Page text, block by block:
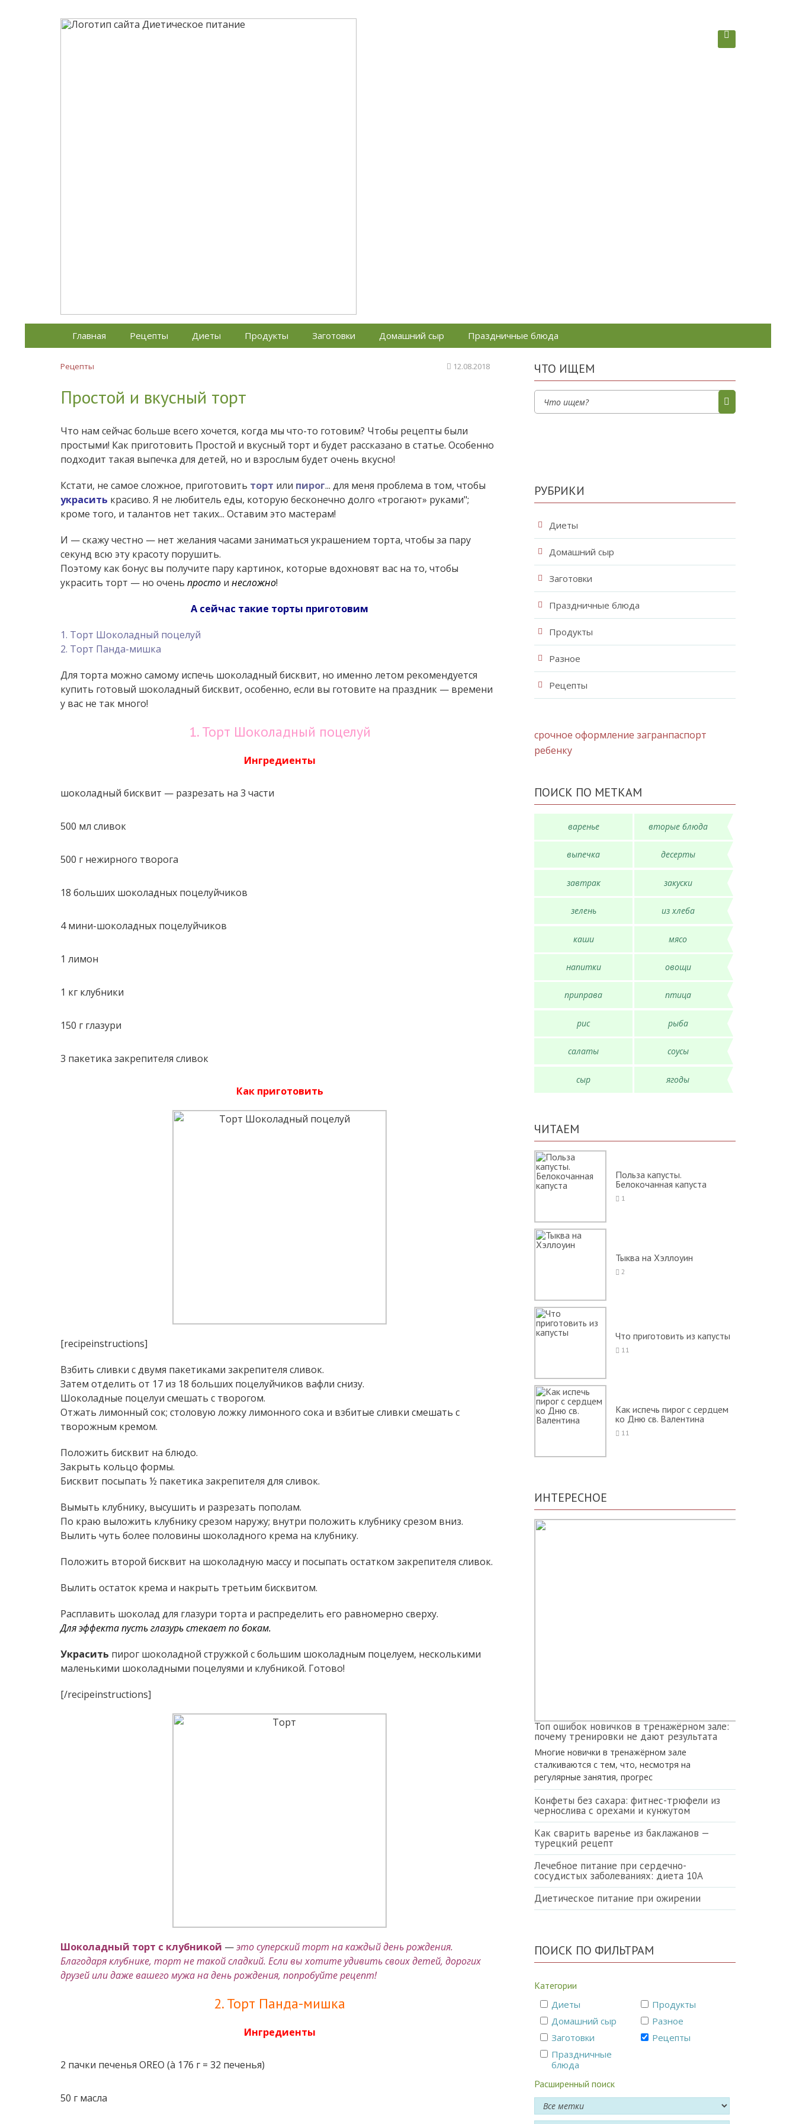
Диетическое питание
Диетическое питание — рецепты на каждый день
Главная Рецепты Диеты Продукты Заготовки Домашний сыр Праздничные блюда
Рецепты 12.08.2018
Простой и вкусный торт
Что нам сейчас больше всего хочется, когда мы что-то готовим? Чтобы рецепты были
простыми! Как приготовить Простой и вкусный торт и будет рассказано в статье. Особенно
подходит такая выпечка для детей, но и взрослым будет очень вкусно!
Кстати, не самое сложное, приготовить торт или пирог... для меня проблема в том, чтобы
украсить красиво. Я не любитель еды, которую бесконечно долго «трогают» руками";
кроме того, и талантов нет таких... Оставим это мастерам!
И — скажу честно — нет желания часами заниматься украшением торта, чтобы за пару
секунд всю эту красоту порушить.
Поэтому как бонус вы получите пару картинок, которые вдохновят вас на то, чтобы
украсить торт — но очень просто и несложно!
А сейчас такие торты приготовим
1. Торт Шоколадный поцелуй
2. Торт Панда-мишка
Для торта можно самому испечь шоколадный бисквит, но именно летом рекомендуется
купить готовый шоколадный бисквит, особенно, если вы готовите на праздник — времени
у вас не так много!
1. Торт Шоколадный поцелуй
Ингредиенты
шоколадный бисквит — разрезать на 3 части
500 мл сливок
500 г нежирного творога
18 больших шоколадных поцелуйчиков
4 мини-шоколадных поцелуйчиков
1 лимон
1 кг клубники
150 г глазури
3 пакетика закрепителя сливок
Как приготовить
[recipeinstructions]
Взбить сливки с двумя пакетиками закрепителя сливок.
Затем отделить от 17 из 18 больших поцелуйчиков вафли снизу.
Шоколадные поцелуи смешать с творогом.
Отжать лимонный сок; столовую ложку лимонного сока и взбитые сливки смешать с
творожным кремом.
Положить бисквит на блюдо.
Закрыть кольцо формы.
Бисквит посыпать ½ пакетика закрепителя для сливок.
Вымыть клубнику, высушить и разрезать пополам.
По краю выложить клубнику срезом наружу; внутри положить клубнику срезом вниз.
Вылить чуть более половины шоколадного крема на клубнику.
Положить второй бисквит на шоколадную массу и посыпать остатком закрепителя сливок.
Вылить остаток крема и накрыть третьим бисквитом.
Расплавить шоколад для глазури торта и распределить его равномерно сверху.
Для эффекта пусть глазурь стекает по бокам.
Украсить пирог шоколадной стружкой с большим шоколадным поцелуем, несколькими
маленькими шоколадными поцелуями и клубникой. Готово!
[/recipeinstructions]
Шоколадный торт с клубникой —это суперский торт на каждый день рождения.
Благодаря клубнике, торт не такой сладкий. Если вы хотите удивить своих детей, дорогих
друзей или даже вашего мужа на день рождения, попробуйте рецепт!
2. Торт Панда-мишка
Ингредиенты
2 пачки печенья OREO (à 176 г = 32 печенья)
50 г масла
ЧТО ИЩЕМ
РУБРИКИ
Диеты
Домашний сыр
Заготовки
Праздничные блюда
Продукты
Разное
Рецепты
срочное оформление загранпаспорт
ребенку
ПОИСК ПО МЕТКАМ
варенье вторые блюда
выпечка десерты
завтрак закуски
зелень из хлеба
каши мясо
напитки овощи
приправа птица
рис рыба
салаты соусы
сыр ягоды
ЧИТАЕМ
Польза капусты.
Белокочанная капуста
1
Тыква на Хэллоуин
2
Что приготовить из капусты
11
Как испечь пирог с сердцем
ко Дню св. Валентина
11
ИНТЕРЕСНОЕ
Топ ошибок новичков в тренажёрном зале:
почему тренировки не дают результата
Многие новички в тренажёрном зале
сталкиваются с тем, что, несмотря на
регулярные занятия, прогрес
Конфеты без сахара: фитнес-трюфели из
чернослива с орехами и кунжутом
Как сварить варенье из баклажанов —
турецкий рецепт
Лечебное питание при сердечно-
сосудистых заболеваниях: диета 10А
Диетическое питание при ожирении
ПОИСК ПО ФИЛЬТРАМ
Категории
Диеты
Домашний сыр
Заготовки
Праздничные
блюда
Продукты
Разное
Рецепты
Расширенный поиск